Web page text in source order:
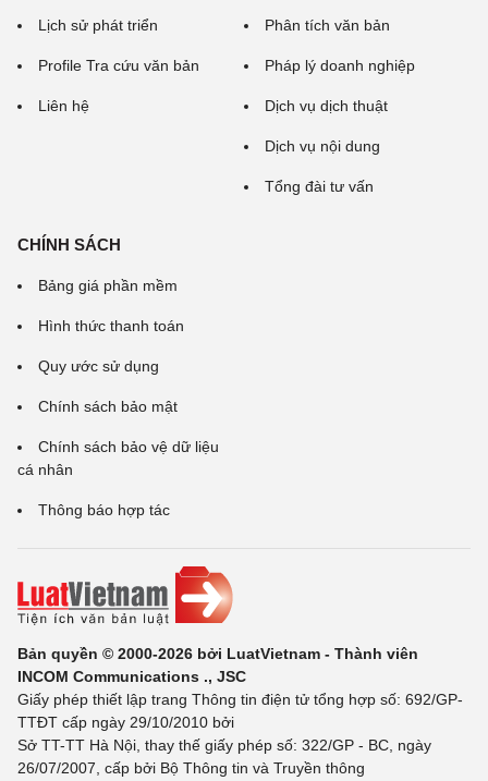
Lịch sử phát triển
Profile Tra cứu văn bản
Liên hệ
Phân tích văn bản
Pháp lý doanh nghiệp
Dịch vụ dịch thuật
Dịch vụ nội dung
Tổng đài tư vấn
CHÍNH SÁCH
Bảng giá phần mềm
Hình thức thanh toán
Quy ước sử dụng
Chính sách bảo mật
Chính sách bảo vệ dữ liệu
cá nhân
Thông báo hợp tác
Bản quyền © 2000-2026 bởi LuatVietnam - Thành viên
INCOM Communications ., JSC
Giấy phép thiết lập trang Thông tin điện tử tổng hợp số: 692/GP-
TTĐT cấp ngày 29/10/2010 bởi
Sở TT-TT Hà Nội, thay thế giấy phép số: 322/GP - BC, ngày
26/07/2007, cấp bởi Bộ Thông tin và Truyền thông